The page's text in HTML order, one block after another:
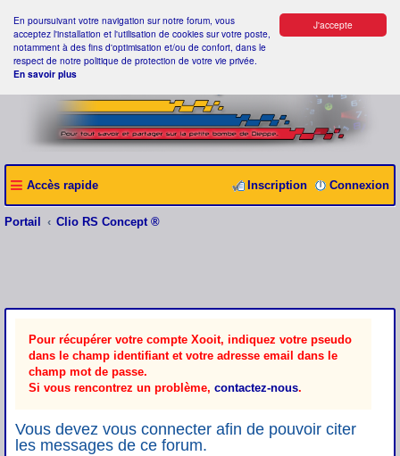
J'accepte
En poursuivant votre navigation sur notre forum, vous
acceptez l'installation et l'utilisation de cookies sur votre poste,
notamment à des fins d'optimisation et/ou de confort, dans le
respect de notre politique de protection de votre vie privée.
En savoir plus
Accès rapide Connexion
Inscription
Portail Clio RS Concept ®
Pour récupérer votre compte Xooit, indiquez votre pseudo
dans le champ identifiant et votre adresse email dans le
champ mot de passe.
Si vous rencontrez un problème, contactez-nous.
Vous devez vous connecter afin de pouvoir citer
les messages de ce forum.